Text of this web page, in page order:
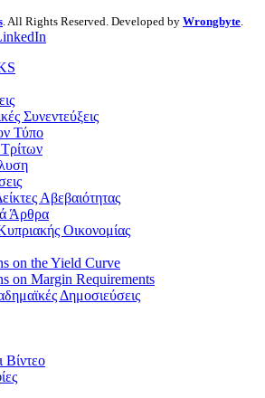
. All Rights Reserved. Developed by Wrongbyte.
Συνεντεύξεις
Τύπο
Αβεβαιότητας
Άρθρα
Οικονομίας
on the Yield Curve
on Margin Requirements
Δημοσιεύσεις
Βίντεο